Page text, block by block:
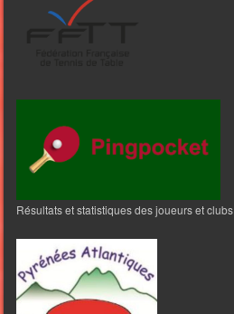
Résultats et statistiques des joueurs et clubs